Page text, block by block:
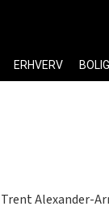
Alexander-
ERHVERV